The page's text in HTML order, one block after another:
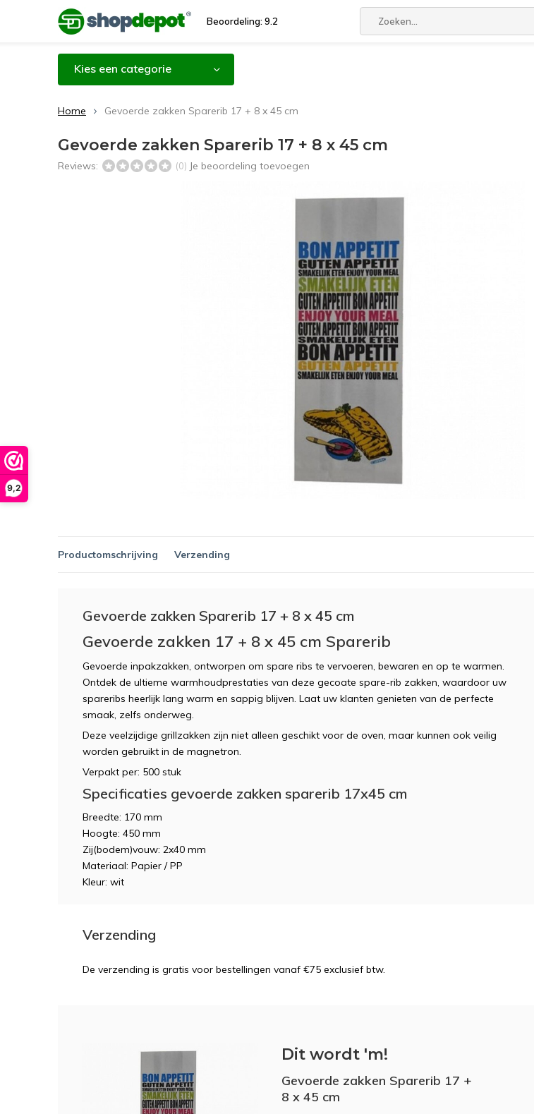
9,2
Beoordeling: 9.2
Kies een categorie
Home Gevoerde zakken Sparerib 17 + 8 x 45 cm
Gevoerde zakken Sparerib 17 + 8 x 45 cm
Reviews: (0) Je beoordeling toevoegen
Productomschrijving Verzending
Gevoerde zakken Sparerib 17 + 8 x 45 cm
Gevoerde zakken 17 + 8 x 45 cm Sparerib
Gevoerde inpakzakken, ontworpen om spare ribs te vervoeren, bewaren en op te warmen.
Ontdek de ultieme warmhoudprestaties van deze gecoate spare-rib zakken, waardoor uw
spareribs heerlijk lang warm en sappig blijven. Laat uw klanten genieten van de perfecte
smaak, zelfs onderweg.
Deze veelzijdige grillzakken zijn niet alleen geschikt voor de oven, maar kunnen ook veilig
worden gebruikt in de magnetron.
Verpakt per: 500 stuk
Specificaties gevoerde zakken sparerib 17x45 cm
Breedte: 170 mm
Hoogte: 450 mm
Zij(bodem)vouw: 2x40 mm
Materiaal: Papier / PP
Kleur: wit
Verzending
De verzending is gratis voor bestellingen vanaf €75 exclusief btw.
Dit wordt 'm!
Gevoerde zakken Sparerib 17 +
8 x 45 cm